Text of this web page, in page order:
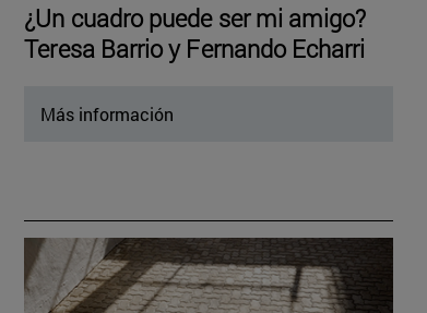
¿Un cuadro puede ser mi amigo?
Teresa Barrio y Fernando Echarri
Más información